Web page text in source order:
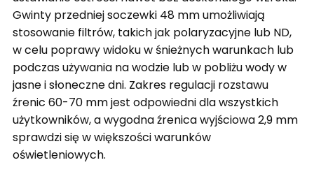
Gwinty przedniej soczewki 48 mm umożliwiają
stosowanie filtrów, takich jak polaryzacyjne lub ND,
w celu poprawy widoku w śnieżnych warunkach lub
podczas używania na wodzie lub w pobliżu wody w
jasne i słoneczne dni. Zakres regulacji rozstawu
źrenic 60-70 mm jest odpowiedni dla wszystkich
użytkowników, a wygodna źrenica wyjściowa 2,9 mm
sprawdzi się w większości warunków
oświetleniowych.